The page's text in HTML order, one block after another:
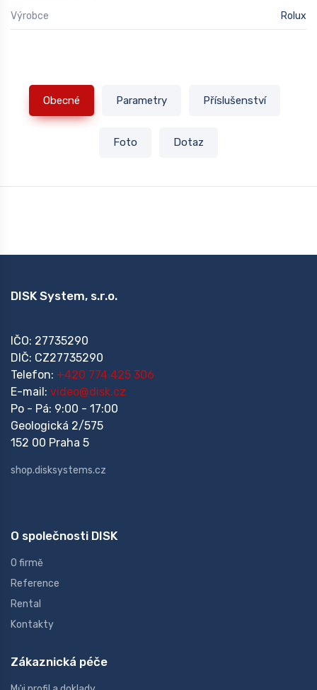
Výrobce Rolux
Obecné Parametry Příslušenství
Foto Dotaz
DISK System, s.r.o.
IČO: 27735290
DIČ: CZ27735290
Telefon: +420 774 425 306
E-mail: video@disk.cz
Po - Pá: 9:00 - 17:00
Geologická 2/575
152 00 Praha 5
shop.disksystems.cz
O společnosti DISK
O firmě
Reference
Rental
Kontakty
Zákaznická péče